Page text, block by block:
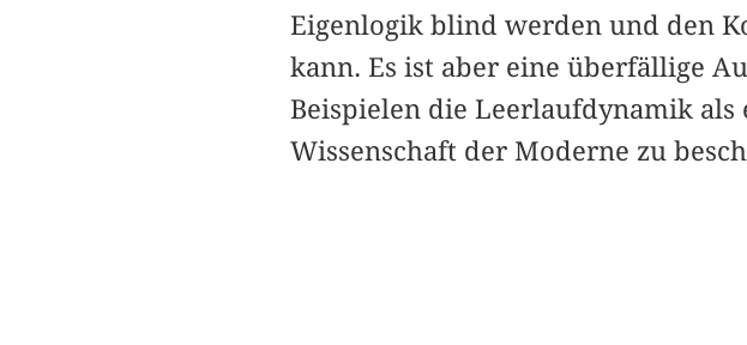
Eigenlogik blind werden und den
kann. Es ist aber eine überfällige
Beispielen die Leerlaufdynamik
Wissenschaft der Moderne zu